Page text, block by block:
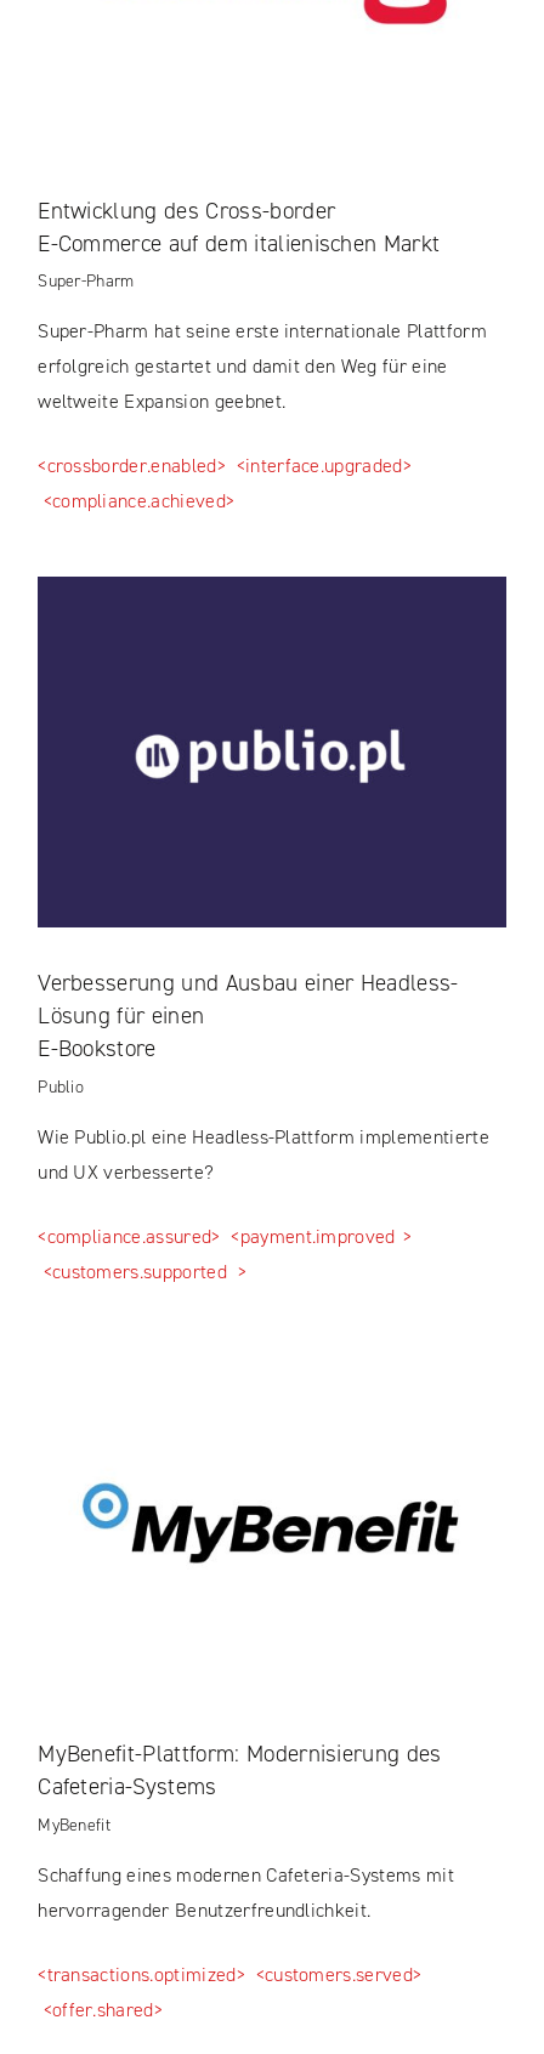
Entwicklung des Cross-border
E-Commerce auf dem italienischen Markt
Super-Pharm
Super-Pharm hat seine erste internationale Plattform
erfolgreich gestartet und damit den Weg für eine
weltweite Expansion geebnet.
<crossborder.enabled> <interface.upgraded>
<compliance.achieved>
Verbesserung und Ausbau einer Headless-
Lösung für einen
E-Bookstore
Publio
Wie Publio.pl eine Headless-Plattform implementierte
und UX verbesserte?
<compliance.assured> <payment.improved >
<customers.supported >
MyBenefit-Plattform: Modernisierung des
Cafeteria-Systems
MyBenefit
Schaffung eines modernen Cafeteria-Systems mit
hervorragender Benutzerfreundlichkeit.
<transactions.optimized> <customers.served>
<offer.shared>